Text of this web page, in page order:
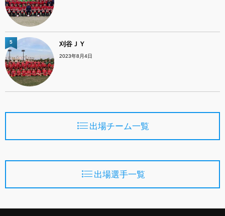
刈谷ＪＹ
2023年8月4日
5
出場チーム一覧
出場選手一覧